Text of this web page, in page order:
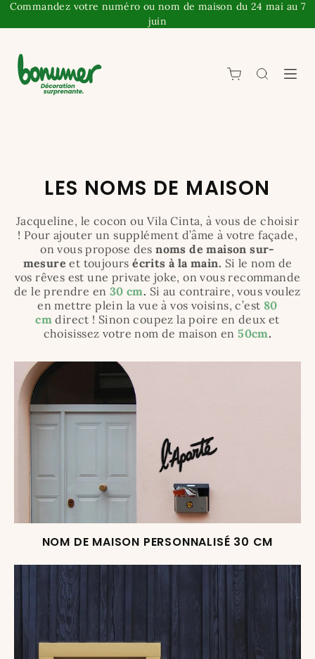
Commandez votre numéro ou nom de maison du 24 mai au 7
juin
LES NOMS DE MAISON
Jacqueline, le cocon ou Vila Cinta, à vous de choisir
! Pour ajouter un supplément d’âme à votre façade,
on vous propose desnoms de maison sur-
mesure et toujours écrits à la main. Si le nom de
vos rêves est une private joke, on vous recommande
de le prendre en 30 cm. Si au contraire, vous voulez
en mettre plein la vue à vos voisins, c’est 80
cm direct ! Sinon coupez la poire en deux et
choisissez votre nom de maison en50cm.
NOM DE MAISON PERSONNALISÉ 30 CM